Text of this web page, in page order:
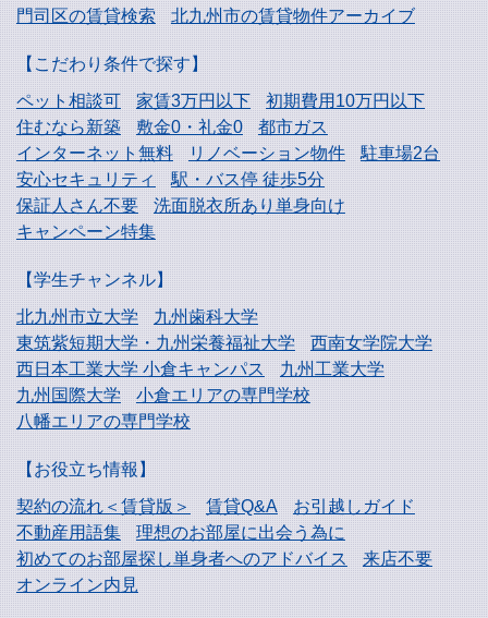
門司区の賃貸検索
北九州市の賃貸物件アーカイブ
【こだわり条件で探す】
ペット相談可
家賃3万円以下
初期費用10万円以下
住むなら新築
敷金0・礼金0
都市ガス
インターネット無料
リノベーション物件
駐車場2台
安心セキュリティ
駅・バス停 徒歩5分
保証人さん不要
洗面脱衣所あり単身向け
キャンペーン特集
【学生チャンネル】
北九州市立大学
九州歯科大学
東筑紫短期大学・九州栄養福祉大学
西南女学院大学
西日本工業大学小倉キャンパス
九州工業大学
九州国際大学
小倉エリアの専門学校
八幡エリアの専門学校
【お役立ち情報】
契約の流れ＜賃貸版＞
賃貸Q&A
お引越しガイド
不動産用語集
理想のお部屋に出会う為に
初めてのお部屋探し単身者へのアドバイス
来店不要
オンライン内見